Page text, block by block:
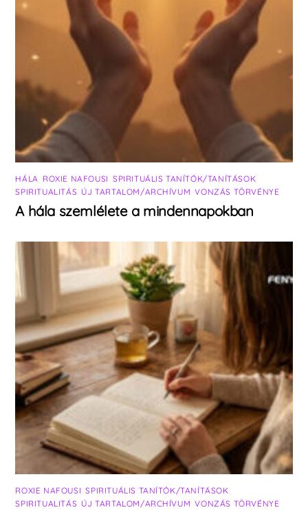
HÁLA ROXIE NAFOUSI SPIRITUÁLIS TANÍTÓK/TANÍTÁSOK
SPIRITUALITÁS ÚJ TARTALOM/ARCHÍVUM ,VONZÁS TÖRVÉNYE
A hála szemlélete a mindennapokban
ROXIE NAFOUSI ,SPIRITUÁLIS TANÍTÓK/TANÍTÁSOK
SPIRITUALITÁS ÚJ TARTALOM/ARCHÍVUM ,VONZÁS TÖRVÉNYE